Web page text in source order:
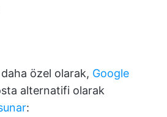
özel olarak, Google
alternatifi olarak
: